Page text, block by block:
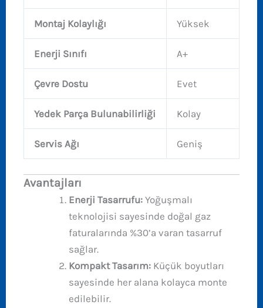
Montaj Kolaylığı Yüksek
Enerji Sınıfı A+
Çevre Dostu Evet
Yedek Parça Bulunabilirliği Kolay
Servis Ağı Geniş
Avantajları
Enerji Tasarrufu:Yoğuşmalı
teknolojisi sayesinde doğal gaz
faturalarında %30’a varan tasarruf
sağlar.
Kompakt Tasarım:Küçük boyutları
sayesinde her alana kolayca monte
edilebilir.